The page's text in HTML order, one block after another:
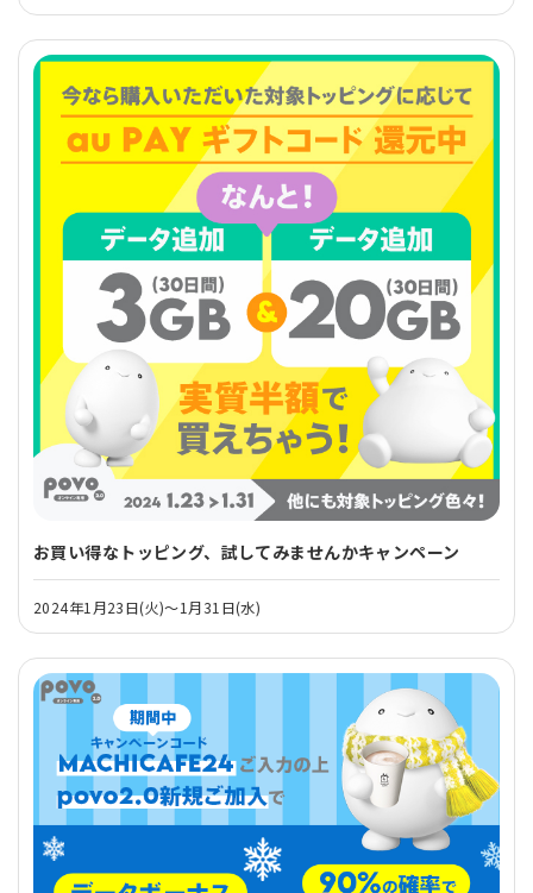
お買い得なトッピング、試してみませんかキャンペーン
2024年1月23日(火)～1月31日(水)